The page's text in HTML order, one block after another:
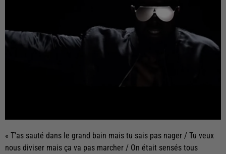
« T'as sauté dans le grand bain mais tu sais pas nager / Tu veux
nous diviser mais ça va pas marcher / On était sensés tous